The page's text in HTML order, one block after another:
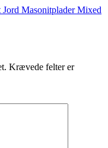
Jord MasonitpladerMixed
Krævede felter er